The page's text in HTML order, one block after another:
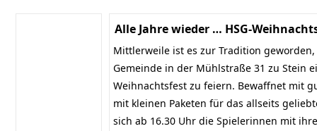
Alle Jahre wieder … HSG-
Mittlerweile ist es zur Tradition geworden,
Gemeinde in der Mühlstraße 31 zu Stein
Weihnachtsfest zu feiern. Bewaffnet mit
mit kleinen Paketen für das allseits
sich ab 16.30 Uhr die Spielerinnen mit